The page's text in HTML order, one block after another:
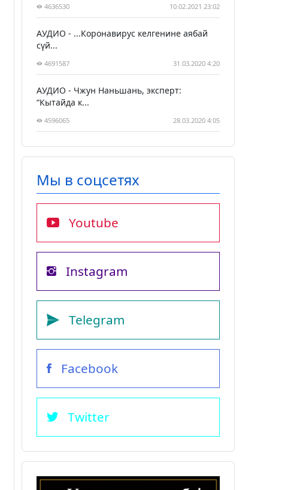
4636530 10.02.2021 23:02
АУДИО - ...Коронавирус келгенине аябай
сүй...
4691587 31.03.2020 4:20
АУДИО - Чжун Наньшань, эксперт:
“Кытайда к...
4596065 28.03.2020 4:05
Мы в соцсетях
Youtube
Instagram
Telegram
Facebook
Twitter